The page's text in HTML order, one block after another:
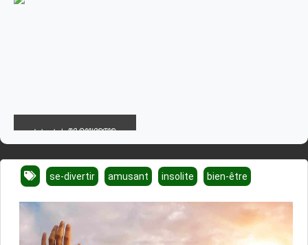
j ai envie de ME DIVERTIR
se-divertir amusant insolite bien-être